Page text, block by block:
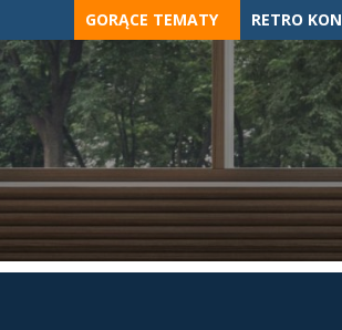
to
content
GORĄCE TEMATY RETRO